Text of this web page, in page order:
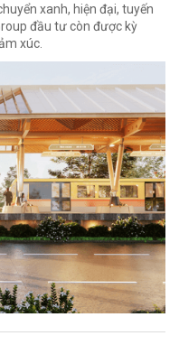
xanh, hiện đại, tuyến
đầu tư còn được kỳ
xúc.